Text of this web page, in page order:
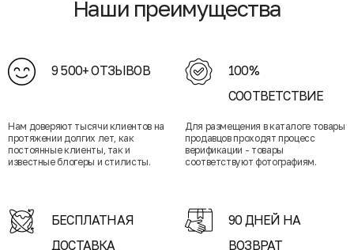
Наши преимущества
9 500+ ОТЗЫВОВ
Нам доверяют тысячи клиентов на
протяжении долгих лет, как
постоянные клиенты, так и
известные блогеры и стилисты.
100%
СООТВЕТСТВИЕ
Для размещения в каталоге товары
продавцов проходят процесс
верификации - товары
соответствуют фотографиям.
БЕСПЛАТНАЯ
ДОСТАВКА
90 ДНЕЙ НА
ВОЗВРАТ